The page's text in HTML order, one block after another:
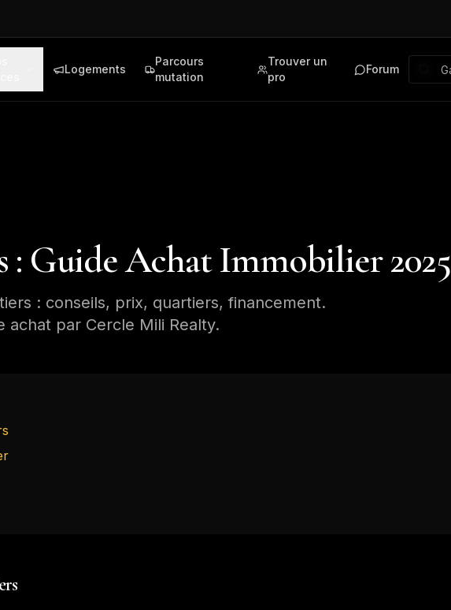
Logements
Parcours
mutation
Trouver un
pro
Forum
: Guide Achat Immobilier 2025
: conseils, prix, quartiers, financement.
par Cercle Mili Realty.